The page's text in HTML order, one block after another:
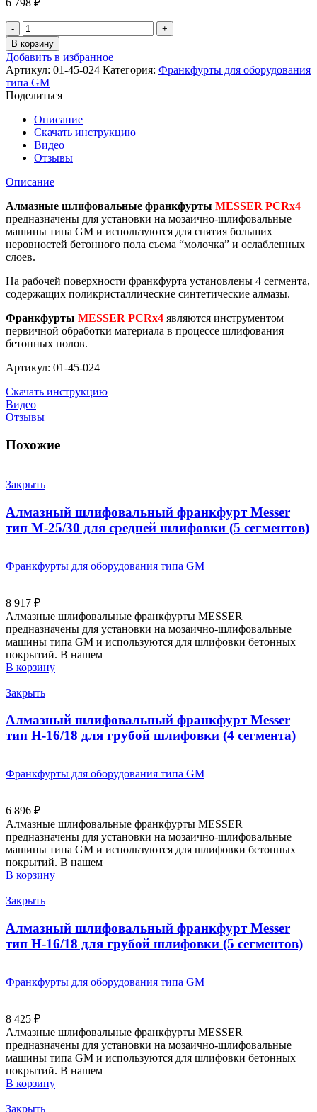
Количество
товара
Алмазный
франкфурт
MESSER
PCDх4
для
мозаично-
шлифовальных
машин
В корзину
Добавить в избранное
Артикул: 01-45-024 Категория: Франкфурты для оборудования
типа GM
Поделиться
Описание
Скачать инструкцию
Видео
Отзывы
Описание
Алмазные шлифовальные франкфурты MESSER PCRх4
предназначены для установки на мозаично-шлифовальные
машины типа GM и используются для снятия больших
неровностей бетонного пола съема “молочка” и ослабленных
слоев.
На рабочей поверхности франкфурта установлены 4 сегмента,
содержащих поликристаллические синтетические алмазы.
Франкфурты MESSER PCRх4 являются инструментом
первичной обработки материала в процессе шлифования
бетонных полов.
Артикул: 01-45-024
Скачать инструкцию
Видео
Отзывы
Похожие
Закрыть
Алмазный шлифовальный франкфурт Messer
тип M-25/30 для средней шлифовки (5 сегментов)
Франкфурты для оборудования типа GM
8 917 ₽
Алмазные шлифовальные франкфурты MESSER
предназначены для установки на мозаично-шлифовальные
машины типа GM и используются для шлифовки бетонных
покрытий. В нашем
В корзину
Закрыть
Алмазный шлифовальный франкфурт Messer
тип H-16/18 для грубой шлифовки (4 сегмента)
Франкфурты для оборудования типа GM
6 896 ₽
Алмазные шлифовальные франкфурты MESSER
предназначены для установки на мозаично-шлифовальные
машины типа GM и используются для шлифовки бетонных
покрытий. В нашем
В корзину
Закрыть
Алмазный шлифовальный франкфурт Messer
тип H-16/18 для грубой шлифовки (5 сегментов)
Франкфурты для оборудования типа GM
8 425 ₽
Алмазные шлифовальные франкфурты MESSER
предназначены для установки на мозаично-шлифовальные
машины типа GM и используются для шлифовки бетонных
покрытий. В нашем
В корзину
Закрыть